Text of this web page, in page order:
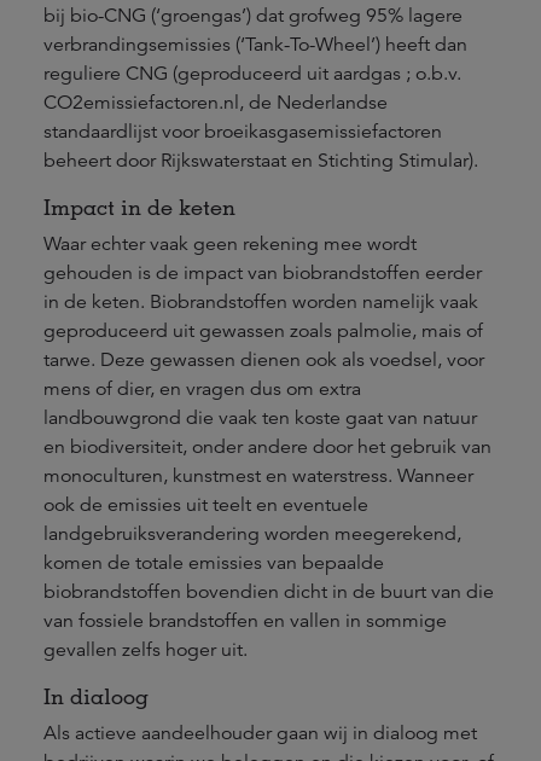
bij bio-CNG (‘groengas’) dat grofweg 95% lagere
verbrandingsemissies (‘Tank-To-Wheel’) heeft dan
reguliere CNG (geproduceerd uit aardgas ; o.b.v.
CO2emissiefactoren.nl, de Nederlandse
standaardlijst voor broeikasgasemissiefactoren
beheert door Rijkswaterstaat en Stichting Stimular).
Impact in de keten
Waar echter vaak geen rekening mee wordt
gehouden is de impact van biobrandstoffen eerder
in de keten. Biobrandstoffen worden namelijk vaak
geproduceerd uit gewassen zoals palmolie, mais of
tarwe. Deze gewassen dienen ook als voedsel, voor
mens of dier, en vragen dus om extra
landbouwgrond die vaak ten koste gaat van natuur
en biodiversiteit, onder andere door het gebruik van
monoculturen, kunstmest en waterstress. Wanneer
ook de emissies uit teelt en eventuele
landgebruiksverandering worden meegerekend,
komen de totale emissies van bepaalde
biobrandstoffen bovendien dicht in de buurt van die
van fossiele brandstoffen en vallen in sommige
gevallen zelfs hoger uit.
In dialoog
Als actieve aandeelhouder gaan wij in dialoog met